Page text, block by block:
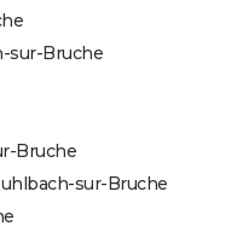
sur-Bruche
Bruche
sur-Bruche